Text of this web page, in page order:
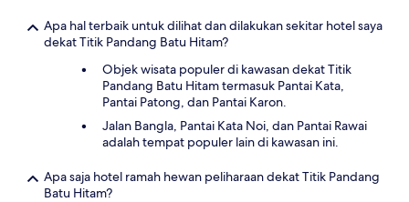
Apa hal terbaik untuk dilihat dan dilakukan sekitar hotel saya
dekat Titik Pandang Batu Hitam?
Objek wisata populer di kawasan dekat Titik
Pandang Batu Hitam termasuk Pantai Kata,
Pantai Patong, dan Pantai Karon.
Jalan Bangla, Pantai Kata Noi, dan Pantai Rawai
adalah tempat populer lain di kawasan ini.
Apa saja hotel ramah hewan peliharaan dekat Titik Pandang
Batu Hitam?